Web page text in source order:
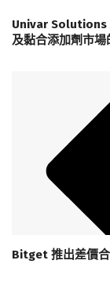
Univar Solutions
及黏合添加劑市場
Bitget 推出差價